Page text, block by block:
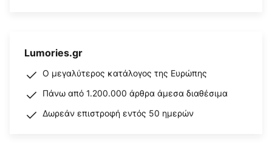
Lumories.gr
Ο μεγαλύτερος κατάλογος της Ευρώπης
Πάνω από 1.200.000 άρθρα άμεσα διαθέσιμα
Δωρεάν επιστροφή εντός 50 ημερών